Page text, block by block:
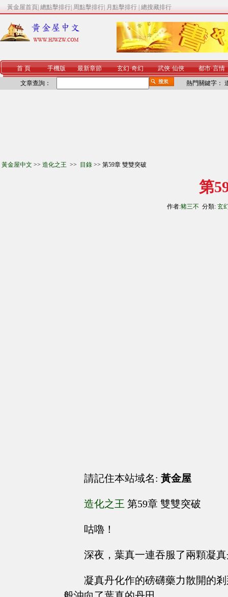
黃金屋首頁 總點擊排行 周點擊排行 月點擊排行 總搜藏排行
首 頁 手機版 最新章節 玄幻·奇幻 武俠·仙俠 都市·言情
文章查詢： 熱門關鍵字：
黃金屋中文 >> 造化之王 >> 目錄 >> 第59章 雙雙突破
第
作者:豬三不 分類: 玄
請記住本站域名: 黃金屋
造化之王 第59章 雙雙突破
咕嚕！
深夜，葉真一連吞服了兩顆凝
凝真丹化作的磅礴藥力散開的